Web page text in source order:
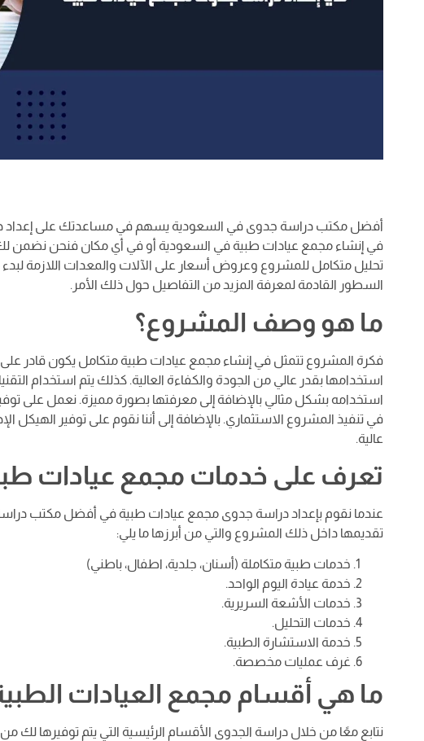
أفضل مكتب دراسة جدوى في السعودية يسهم في مساعدتك على إعداد
في إنشاء مجمع عيادات طبية في السعودية أو في أي مكان فنحن نضمن لك
تحليل متكامل للمشروع وعروض أسعار على الآلات والمعدات اللازمة
السطور القادمة لمعرفة المزيد من التفاصيل حول ذلك الأمر.
ما هو وصف المشروع؟
فكرة المشروع تتمثل في إنشاء مجمع عيادات طبية متكامل يكون قادر على
استخدامها بقدر عالي من الجودة والكفاءة العالية. كذلك يتم استخدام
استخدامه بشكل مثالي بالإضافة إلى معرفتها بصورة مميزة. نعمل على
في تنفيذ المشروع الاستثماري. بالإضافة إلى أننا نقوم على توفير
عالية.
تعرف على خدمات مجمع عيادات
عندما نقوم بإعداد دراسة جدوى مجمع عيادات طبية في أفضل مكتب
تقديمها داخل ذلك المشروع والتي من أبرزها ما يلي:
خدمات طبية متكاملة (أسنان، جلدية، اطفال، باطني)
خدمة عيادة اليوم الواحد.
خدمات الأشعة السريرية.
خدمات التحليل.
خدمة الاستشارة الطبية.
غرف عمليات مخصصة.
ما هي أقسام مجمع العيادات
نتابع معًا من خلال دراسة الجدوى الأقسام الرئيسية التي يتم توفيرها لك